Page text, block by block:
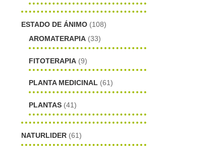
ESTADO DE ÁNIMO (108)
AROMATERAPIA (33)
FITOTERAPIA (9)
PLANTA MEDICINAL (61)
PLANTAS (41)
NATURLIDER (61)